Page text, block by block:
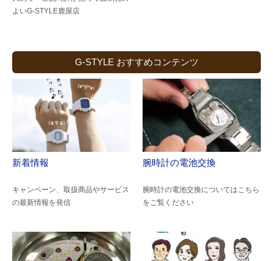
よいG-STYLE鹿屋店
G-STYLE おすすめコンテンツ
新着情報
キャンペーン、取扱商品やサービス
の最新情報を発信
腕時計の電池交換
腕時計の電池交換についてはこちら
をご覧ください